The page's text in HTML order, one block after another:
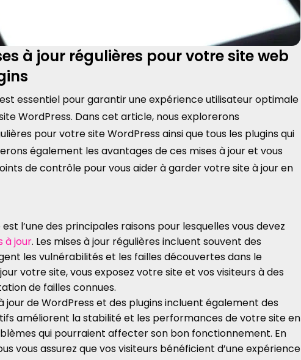
à jour régulières pour votre site web
essentiel pour garantir une expérience utilisateur optimale
WordPress. Dans cet article, nous explorerons
pour votre site WordPress ainsi que tous les plugins qui
également les avantages de ces mises à jour et vous
de contrôle pour vous aider à garder votre site à jour en
l’une des principales raisons pour lesquelles vous devez
à jour. Les mises à jour régulières incluent souvent des
les vulnérabilités et les failles découvertes dans le
votre site, vous exposez votre site et vos visiteurs à des
de failles connues.
jour de WordPress et des plugins incluent également des
améliorent la stabilité et les performances de votre site en
qui pourraient affecter son bon fonctionnement. En
vous assurez que vos visiteurs bénéficient d’une expérience